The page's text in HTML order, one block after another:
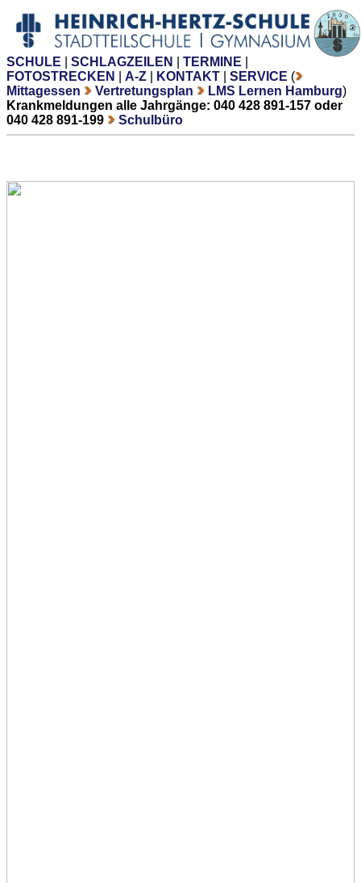
SCHULE SCHLAGZEILEN TERMINE
FOTOSTRECKEN
A-Z KONTAKT SERVICE (
Mittagessen
Vertretungsplan LMS Lernen Hamburg)
Krankmeldungen alle Jahrgänge: 040 428 891-157 oder
040 428 891-199
Schulbüro